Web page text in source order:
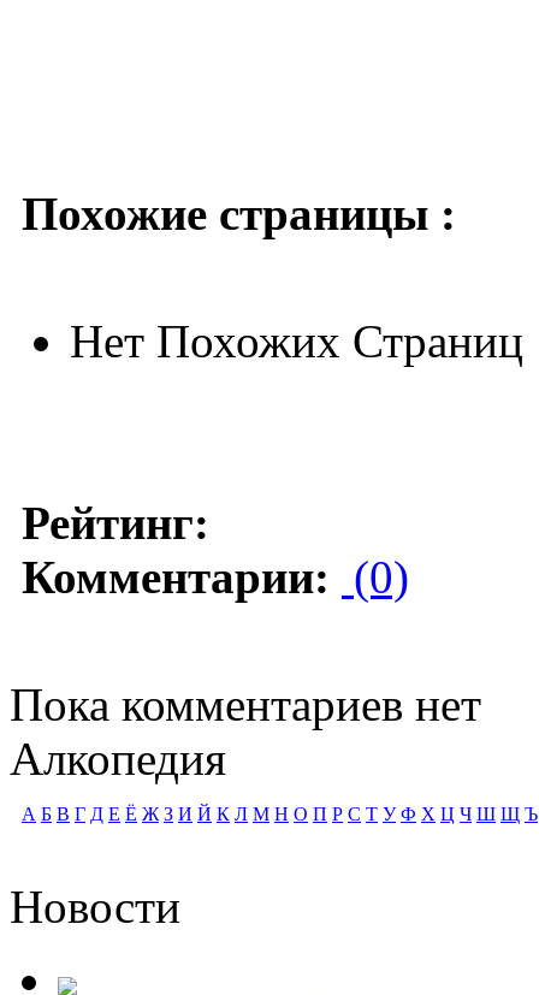
Похожие страницы :
Нет Похожих Страниц
Рейтинг:
Комментарии: (0)
Пока комментариев нет
Алкопедия
А Б В Г Д Е Ё Ж З И Й К Л М Н О П Р С Т У Ф Х Ц Ч Ш Щ Ъ
Новости